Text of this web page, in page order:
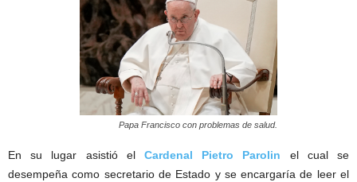
Papa Francisco con problemas de salud.
En su lugar asistió el Cardenal Pietro Parolin el cual se
desempeña como secretario de Estado y se encargaría de leer el